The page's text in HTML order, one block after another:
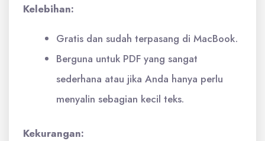
Kelebihan:
Gratis dan sudah terpasang di MacBook.
Berguna untuk PDF yang sangat
sederhana atau jika Anda hanya perlu
menyalin sebagian kecil teks.
Kekurangan: